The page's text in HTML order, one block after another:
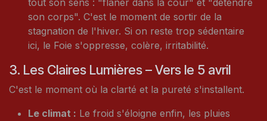
tout son sens : "flâner dans la cour" et "détendre
son corps". C'est le moment de sortir de la
stagnation de l'hiver. Si on reste trop sédentaire
ici, le Foie s'oppresse, colère, irritabilité.
3. Les Claires Lumières – Vers le 5 avril
C'est le moment où la clarté et la pureté s'installent.
Le climat : Le froid s'éloigne enfin, les pluies